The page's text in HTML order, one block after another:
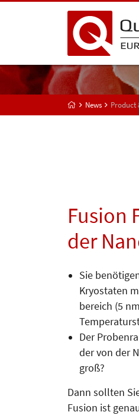
News Product
Fusion
der
Sie
Kryostaten
bereich (5
Der
der von der
groß?
Dann sollten
Fusion ist